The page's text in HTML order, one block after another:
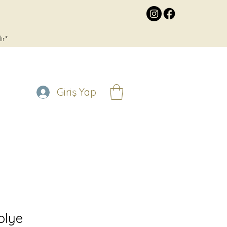
Giriş Yap